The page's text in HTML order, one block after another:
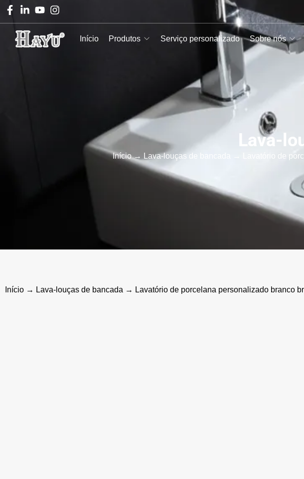
Início Produtos Serviço personalizado Sobre nós
Lava-
Início→ Lava-louças de bancada → Lavatório de
Início → Lava-louças de bancada → Lavatório de porcelana personalizado branco